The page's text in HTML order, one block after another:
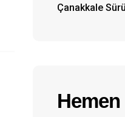
Çanakkale